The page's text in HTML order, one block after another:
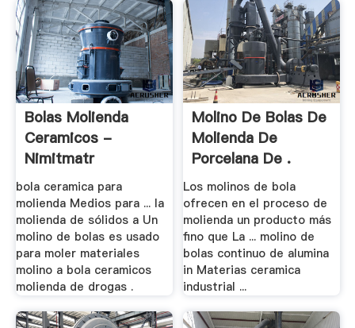
Bolas Molienda
Ceramicos -
Nimitmatr
bola ceramica para
molienda Medios para ... la
molienda de sólidos a Un
molino de bolas es usado
para moler materiales
molino a bola ceramicos
molienda de drogas .
Molino De Bolas De
Molienda De
Porcelana De .
Los molinos de bola
ofrecen en el proceso de
molienda un producto más
fino que La ... molino de
bolas continuo de alumina
in Materias ceramica
industrial ...